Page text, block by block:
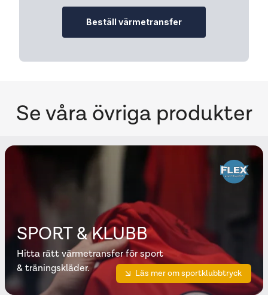
Beställ värmetransfer
Se våra övriga produkter
SPORT & KLUBB
Hitta rätt värmetransfer för sport
& träningskläder.
Läs mer om sportklubbtryck